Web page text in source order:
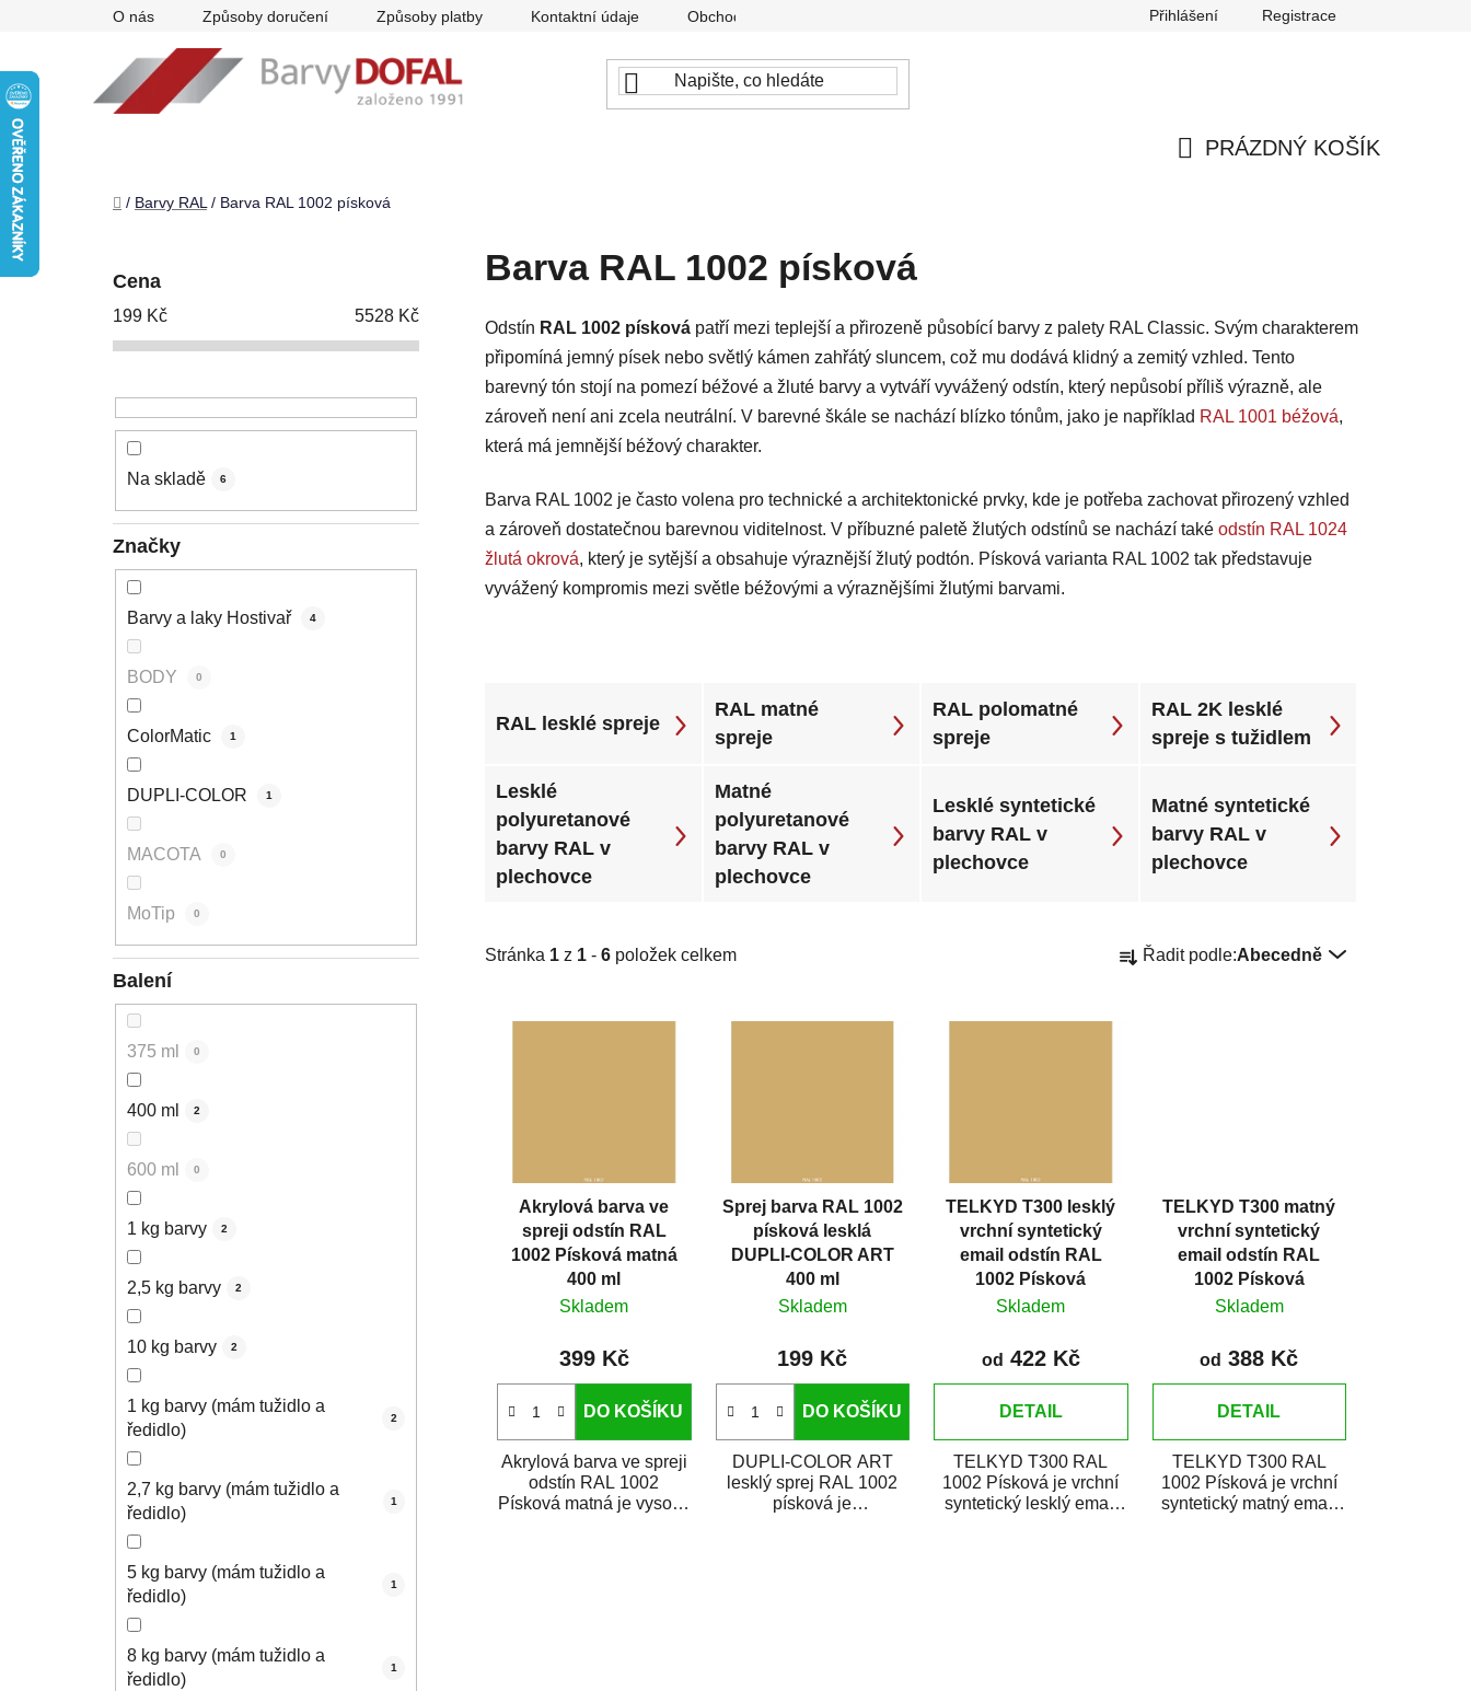
O nás Způsoby doručení Způsoby platby Kontaktní údaje Obchodní podmínky Reklamace Odstoupení od smlouvy
Přihlášení Registrace
PRÁZDNÝ KOŠÍK
Domů
/ Barvy RAL / Barva RAL 1002 písková
Cena
199 Kč 5528 Kč
Na skladě 6
Značky
Barvy a laky Hostivař 4
BODY 0
ColorMatic 1
DUPLI-COLOR 1
MACOTA 0
MoTip 0
Balení
375 ml 0
400 ml 2
600 ml 0
1 kg barvy 2
2,5 kg barvy 2
10 kg barvy 2
1 kg barvy (mám tužidlo a
ředidlo)
2
2,7 kg barvy (mám tužidlo a
ředidlo)
1
5 kg barvy (mám tužidlo a
ředidlo)
1
8 kg barvy (mám tužidlo a
ředidlo)
1
Barva RAL 1002 písková
Odstín RAL 1002 písková patří mezi teplejší a přirozeně působící barvy z palety RAL Classic. Svým charakterem
připomíná jemný písek nebo světlý kámen zahřátý sluncem, což mu dodává klidný a zemitý vzhled. Tento
barevný tón stojí na pomezí béžové a žluté barvy a vytváří vyvážený odstín, který nepůsobí příliš výrazně, ale
zároveň není ani zcela neutrální. V barevné škále se nachází blízko tónům, jako je například RAL 1001 béžová,
která má jemnější béžový charakter.
Barva RAL 1002 je často volena pro technické a architektonické prvky, kde je potřeba zachovat přirozený vzhled
a zároveň dostatečnou barevnou viditelnost. V příbuzné paletě žlutých odstínů se nachází také odstín RAL 1024
žlutá okrová, který je sytější a obsahuje výraznější žlutý podtón. Písková varianta RAL 1002 tak představuje
vyvážený kompromis mezi světle béžovými a výraznějšími žlutými barvami.
RAL lesklé spreje
RAL matné
spreje
RAL polomatné
spreje
RAL 2K lesklé
spreje s tužidlem
Lesklé
polyuretanové
barvy RAL v
plechovce
Matné
polyuretanové
barvy RAL v
plechovce
Lesklé syntetické
barvy RAL v
plechovce
Matné syntetické
barvy RAL v
plechovce
Stránka 1 z 1 - 6 položek celkem
a
Řadit podle:Abecedně
Akrylová barva ve
spreji odstín RAL
1002 Písková matná
400 ml
Skladem
399 Kč
DO KOŠÍKU
Akrylová barva ve spreji
odstín RAL 1002
Písková matná je vysoce
Sprej barva RAL 1002
písková lesklá
DUPLI-COLOR ART
400 ml
Skladem
199 Kč
DO KOŠÍKU
DUPLI-COLOR ART
lesklý sprej RAL 1002
písková je
TELKYD T300 lesklý
vrchní syntetický
email odstín RAL
1002 Písková
Skladem
od 422 Kč
DETAIL
TELKYD T300 RAL
1002 Písková je vrchní
syntetický lesklý email
TELKYD T300 matný
vrchní syntetický
email odstín RAL
1002 Písková
Skladem
od 388 Kč
DETAIL
TELKYD T300 RAL
1002 Písková je vrchní
syntetický matný email